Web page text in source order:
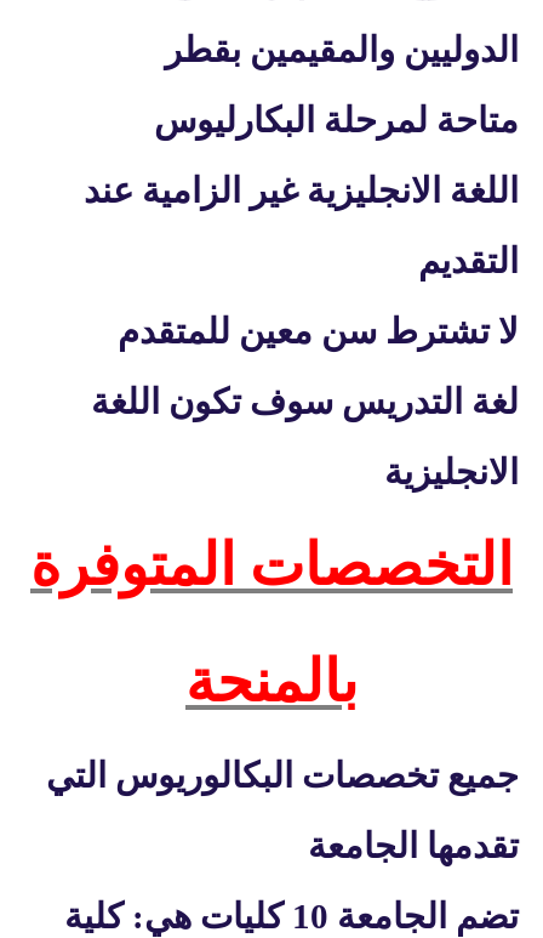
الدوليين والمقيمين بقطر
متاحة لمرحلة البكارليوس
اللغة الانجليزية غير الزامية عند
التقديم
لا تشترط سن معين للمتقدم
لغة التدريس سوف تكون اللغة
الانجليزية
التخصصات المتوفرة
بالمنحة
جميع تخصصات البكالوريوس التي
تقدمها الجامعة
تضم الجامعة 10 كليات هي: كلية